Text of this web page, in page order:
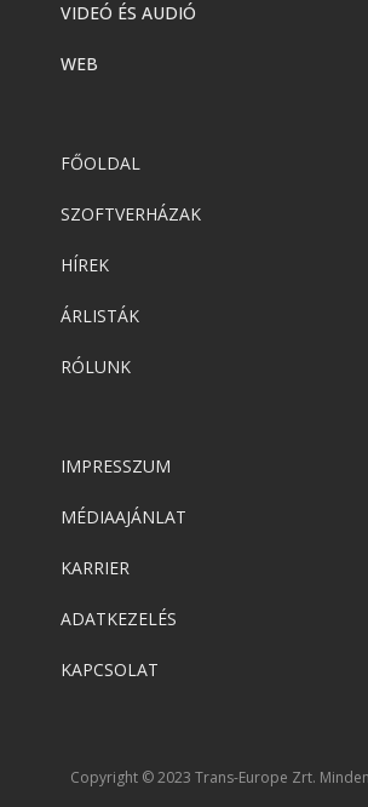
VIDEÓ ÉS AUDIÓ
WEB
FŐOLDAL
SZOFTVERHÁZAK
HÍREK
ÁRLISTÁK
RÓLUNK
IMPRESSZUM
MÉDIAAJÁNLAT
KARRIER
ADATKEZELÉS
KAPCSOLAT
Copyright © 2023 Trans-Europe Zrt.